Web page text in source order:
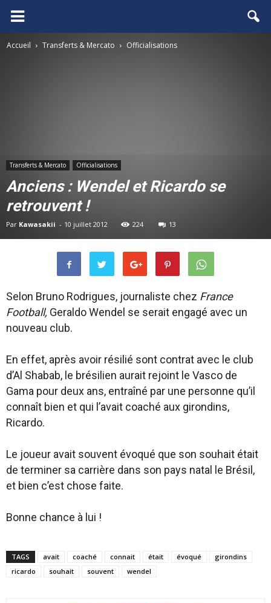
FCGB.net
Accueil Transferts & Mercato Officialisations
Transferts & Mercato Officialisations
Anciens : Wendel et Ricardo se
retrouvent !
Par Kawasakii - 10 juillet 2012 224 13
Selon Bruno Rodrigues, journaliste chez France
Football, Geraldo Wendel se serait engagé avec un
nouveau club.
En effet, après avoir résilié sont contrat avec le club
d’Al Shabab, le brésilien aurait rejoint le Vasco de
Gama pour deux ans, entraîné par une personne qu’il
connaît bien et qui l’avait coaché aux girondins,
Ricardo.
Le joueur avait souvent évoqué que son souhait était
de terminer sa carrière dans son pays natal le Brésil,
et bien c’est chose faite.
Bonne chance à lui !
TAGS avait coaché connait était évoqué
girondins
ricardo
souhait souvent wendel